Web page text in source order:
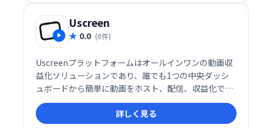
Uscreen
0.0 (0件)
Uscreenプラットフォームはオールインワンの動画収
益化ソリューションであり、誰でも1つの中央ダッシ
ュボードから簡単に動画をホスト、配信、収益化でき
ます。
詳しく見る